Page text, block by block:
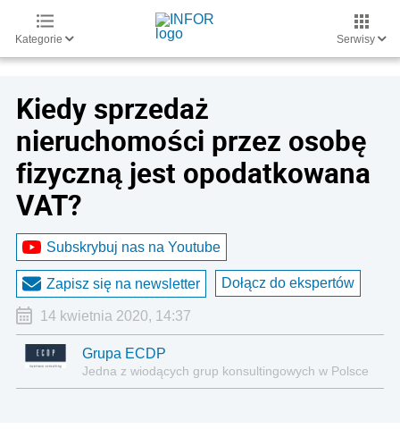
Kategorie Serwisy
Kiedy sprzedaż
nieruchomości przez osobę
fizyczną jest opodatkowana
VAT?
Subskrybuj nas na Youtube
Zapisz się na newsletter Dołącz do ekspertów
14 kwietnia 2020, 14:37
Grupa ECDP
Jedna z wiodących grup konsultingowych w Polsce